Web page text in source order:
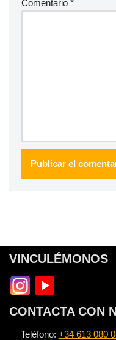
Comentario *
VINCULÉMONOS
CONTACTA CON
Teléfono: +34 613 080